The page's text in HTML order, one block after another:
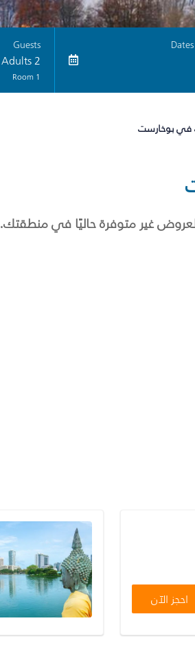
Dates
Guests
2 Adults
1 Room
في بوخارست
غير متوفرة حاليًا في منطقتك.
احجز الآن